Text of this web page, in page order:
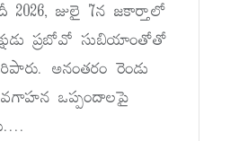
2026, జులై 7న జకార్తాలో
ప్రబోవో సుబియాంతోతో
అనంతరం రెండు
ఒప్పందాలపై